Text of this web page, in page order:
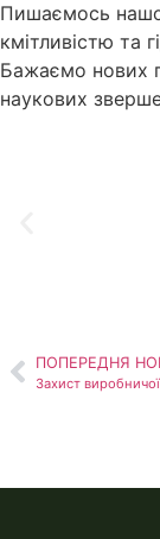
Пишаємось
кмітливістю та
Бажаємо нових
наукових
ПОПЕРЕДНЯ